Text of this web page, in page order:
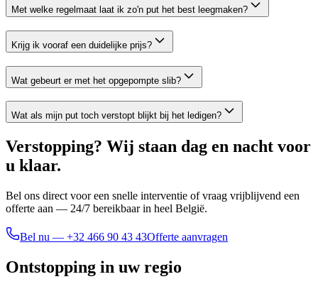
Met welke regelmaat laat ik zo'n put het best leegmaken?
Krijg ik vooraf een duidelijke prijs?
Wat gebeurt er met het opgepompte slib?
Wat als mijn put toch verstopt blijkt bij het ledigen?
Verstopping? Wij staan dag en nacht voor
u klaar.
Bel ons direct voor een snelle interventie of vraag vrijblijvend een
offerte aan — 24/7 bereikbaar in heel België.
Bel nu — +32 466 90 43 43Offerte aanvragen
Ontstopping in uw regio